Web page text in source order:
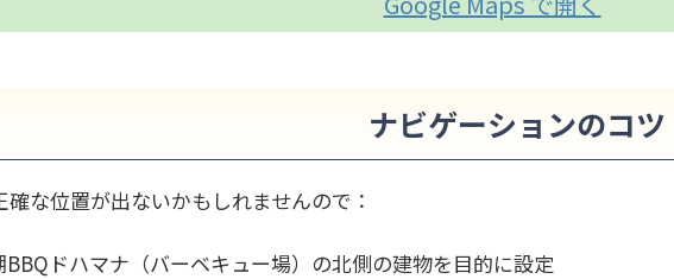
ナビゲーションのコツ
確な位置が出ないかもしれませんので：
BBQドハマナ（バーベキュー場）の北側の建物を目的に設定